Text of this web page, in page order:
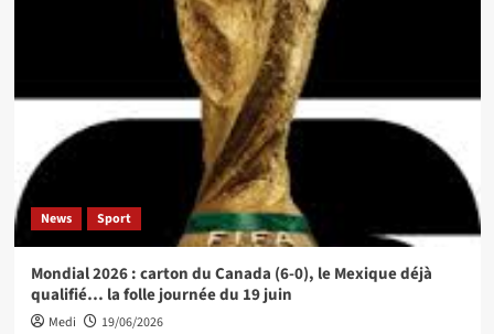
News Sport
Mondial 2026 : carton du Canada (6-0), le Mexique déjà
qualifié… la folle journée du 19 juin
Medi 19/06/2026